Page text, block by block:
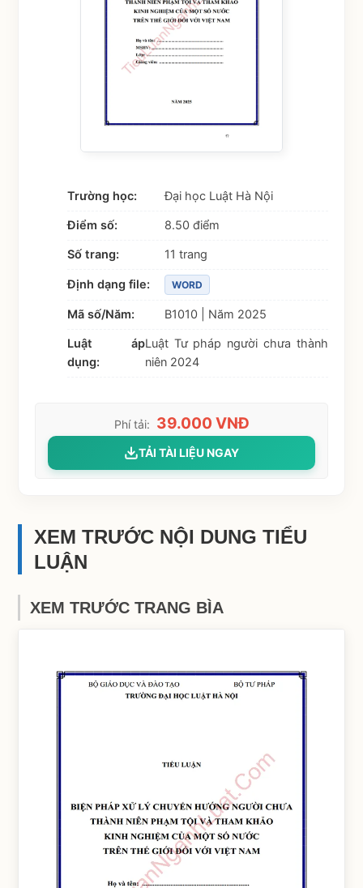
Trường học:
Đại học Luật Hà Nội
Điểm số:
8.50 điểm
Số trang:
11 trang
Định dạng file: WORD
Mã số/Năm:
B1010 | Năm 2025
Luật áp
dụng:
Luật Tư pháp người chưa thành
niên 2024
Phí tải: 39.000 VNĐ
TẢI TÀI LIỆU NGAY
XEM TRƯỚC NỘI DUNG TIỂU
LUẬN
XEM TRƯỚC TRANG BÌA